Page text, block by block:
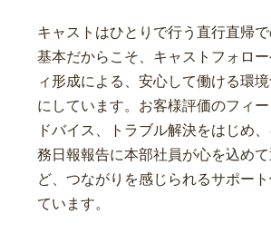
キャストはひとりで行う直行直帰
基本だからこそ、キャストフォロ
ィ形成による、安心して働ける環
にしています。お客様評価のフィ
ドバイス、トラブル解決をはじめ
務日報報告に本部社員が心を込め
ど、つながりを感じられるサポー
ています。